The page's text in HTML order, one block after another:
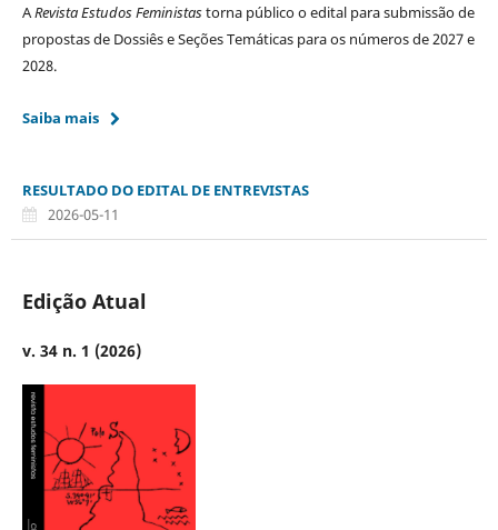
ARevista Estudos Feministastorna público o edital para submissão de
propostas de Dossiês e Seções Temáticas para os números de 2027 e
2028.
Saiba mais
RESULTADO DO EDITAL DE ENTREVISTAS
2026-05-11
Edição Atual
v. 34 n. 1 (2026)